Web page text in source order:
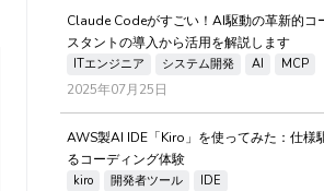
Claude Codeがすごい！AI駆動の革新的コ
スタントの導入から活用を解説します
ITエンジニア システム開発 AI MCP
2025年07月25日
AWS製AI IDE「Kiro」を使ってみた：仕様
るコーディング体験
kiro 開発者ツール IDE